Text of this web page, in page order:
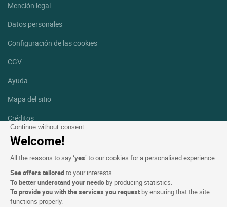
Continue without consent
Welcome!
All the reasons to say ‘yes’ to our cookies for a personalised experience:
See offers tailoredto your interests.
To better understand your needs by producing statistics.
To provide you with the services you request by ensuring that the site
functions properly.
Mención legal
Datos personales
Configuración de las cookies
CGV
Ayuda
Mapa del sitio
Créditos
fotografías
Facebook
Instagram
Linkedin